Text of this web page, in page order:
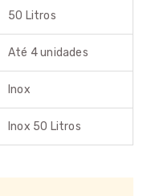
50 Litros
Até 4 unidades
Inox
Inox 50 Litros